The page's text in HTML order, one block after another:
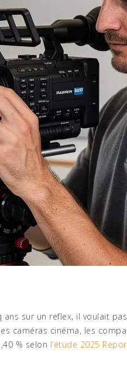
sur un reflex, il voulait
caméras cinéma, les
% selon l’étude 2025